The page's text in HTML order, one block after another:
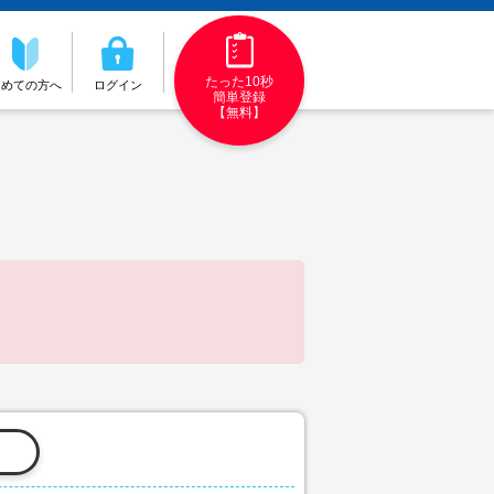
ての方へ ログイン
たった10秒
簡単登録
【無料】